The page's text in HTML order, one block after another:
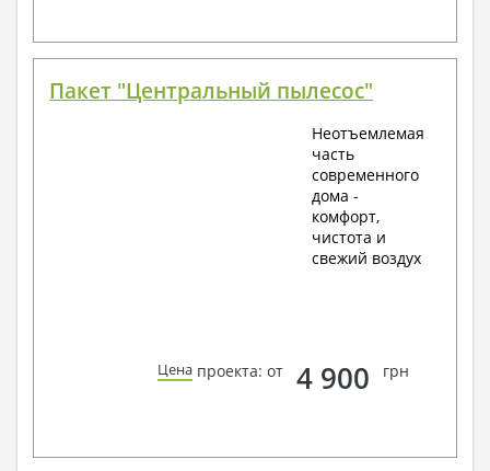
Пакет "Центральный пылесос"
Неотъемлемая
часть
современного
дома -
комфорт,
чистота и
свежий воздух
Цена проекта: от 4 900 грн